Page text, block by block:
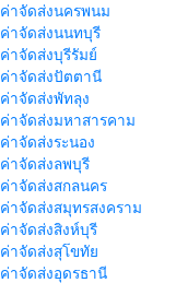
ค่าจัดส่งนครพนม
ค่าจัดส่งนนทบุรี
ค่าจัดส่งบุรีรัมย์
ค่าจัดส่งปัตตานี
ค่าจัดส่งพัทลุง
ค่าจัดส่งมหาสารคาม
ค่าจัดส่งระนอง
ค่าจัดส่งลพบุรี
ค่าจัดส่งสกลนคร
ค่าจัดส่งสมุทรสงคราม
ค่าจัดส่งสิงห์บุรี
ค่าจัดส่งสุโขทัย
ค่าจัดส่งอุดรธานี